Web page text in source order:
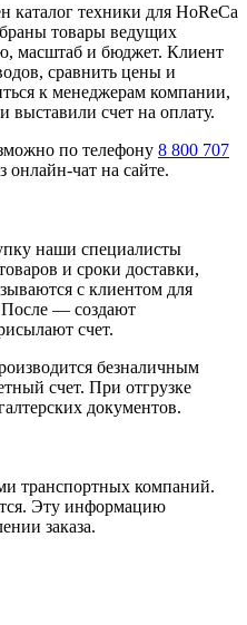
техники для HoReCa
товары ведущих
масштаб и бюджет. Клиент
сравнить цены и
к менеджерам компании,
выставили счет на оплату.
по телефону 8 800 707
онлайн-чат на сайте.
наши специалисты
и сроки доставки,
с клиентом для
После — создают
счет.
безналичным
счет. При отгрузке
документов.
транспортных компаний.
Эту информацию
заказа.